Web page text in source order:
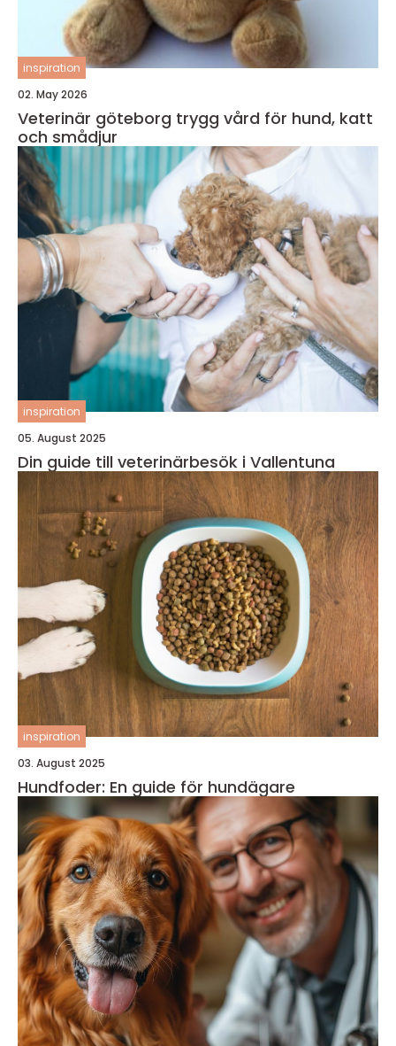
inspiration
02. May 2026
Veterinär göteborg trygg vård för hund, katt
och smådjur
inspiration
05. August 2025
Din guide till veterinärbesök i Vallentuna
inspiration
03. August 2025
Hundfoder: En guide för hundägare